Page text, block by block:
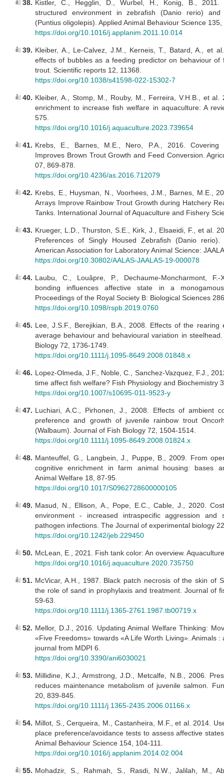
38. Kistler, C., Hegglin, D., Wurbel, H., Konig, B., 2011.
structured environment in zebrafish (Danio rerio) and
(Puntius oligolepis). Applied Animal Behaviour Science
https://doi.org/10.1016/j.applanim.2011.10.014
39. Kleiber, A., Le-Calvez, J.M., Kerneis, T., Batard, A., et
effects of bubbles as a feeding predictor on behaviour of
trout. Scientific reports 12, 11368.
https://doi.org/10.1038/s41598-022-15302-7
40. Kleiber, A., Stomp, M., Rouby, M., Ferreira, V.H.B., et al.
enrichment to increase fish welfare in aquaculture: A
575.
https://doi.org/10.1016/j.aquaculture.2023.739654
41. Krebs, E., Barnes, M.E., Nero, P.A., 2016. Covering
Improves Brown Trout Growth and Feed Conversion.
07, 869-878.
https://doi.org/10.4236/as.2016.712079
42. Krebs, E., Huysman, N., Voorhees, J.M., Barnes, M.E.,
Arrays Improve Rainbow Trout Growth during Hatchery
Tanks. International Journal of Aquaculture and Fishery
43. Krueger, L.D., Thurston, S.E., Kirk, J., Elsaeidi, F., et al.
Preferences of Singly Housed Zebrafish (Danio
American Association for Laboratory Animal Science:
https://doi.org/10.30802/AALAS-JAALAS-19-000078
44. Laubu, C., Louâpre, P., Dechaume-Moncharmont,
bonding influences affective state in a
Proceedings of the Royal Society B: Biological Sciences
https://doi.org/10.1098/rspb.2019.0760
45. Lee, J.S.F., Berejikian, B.A., 2008. Effects of the rearing
average behaviour and behavioural variation in
Biology 72, 1736-1749.
https://doi.org/10.1111/j.1095-8649.2008.01848.x
46. Lopez-Olmeda, J.F., Noble, C., Sanchez-Vazquez, F.J.,
time affect fish welfare? Fish Physiology and Biochemistry
https://doi.org/10.1007/s10695-011-9523-y
47. Luchiari, A.C., Pirhonen, J., 2008. Effects of ambient
preference and growth of juvenile rainbow trout
(Walbaum). Journal of Fish Biology 72, 1504-1514.
https://doi.org/10.1111/j.1095-8649.2008.01824.x
48. Manteuffel, G., Langbein, J., Puppe, B., 2009. From
cognitive enrichment in farm animal housing: bases
Animal Welfare 18, 87-95.
https://doi.org/10.1017/S0962728600000105
49. Masud, N., Ellison, A., Pope, E.C., Cable, J., 2020.
environment - increased intraspecific aggression and
pathogen infections. The Journal of experimental biology
https://doi.org/10.1242/jeb.229450
50. McLean, E., 2021. Fish tank color: An overview.
https://doi.org/10.1016/j.aquaculture.2020.735750
51. McVicar, A.H., 1987. Black patch necrosis of the skin of
the role of sand in prophylaxis and treatment. Journal of
59-63.
https://doi.org/10.1111/j.1365-2761.1987.tb00719.x
52. Mellor, D.J., 2016. Updating Animal Welfare Thinking:
«Five Freedoms» towards «A Life Worth Living». Animals :
journal from MDPI 6.
https://doi.org/10.3390/ani6030021
53. Millidine, K.J., Armstrong, J.D., Metcalfe, N.B., 2006.
reduces maintenance metabolism of juvenile salmon.
20, 839-845.
https://doi.org/10.1111/j.1365-2435.2006.01166.x
54. Millot, S., Cerqueira, M., Castanheira, M.F., et al. 2014.
place preference/avoidance tests to assess affective
Animal Behaviour Science 154, 104-111.
https://doi.org/10.1016/j.applanim.2014.02.004
55. Mohadzir, S., Rahmah, S., Rasdi, N.W., Jalilah, M.,